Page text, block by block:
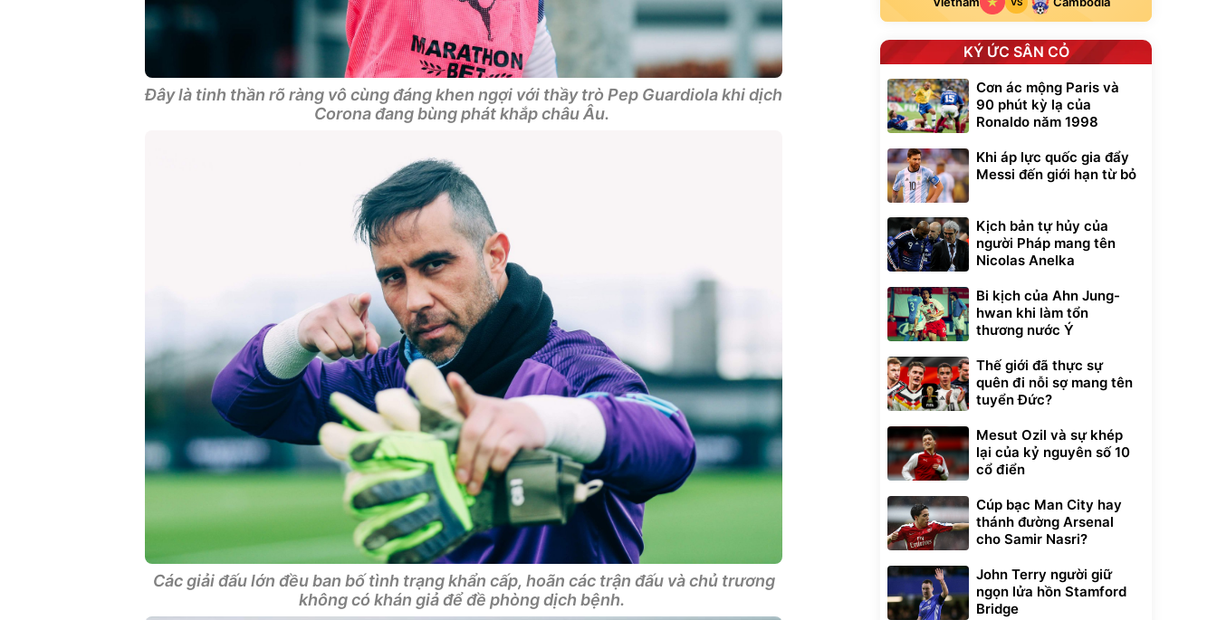
Đây là tinh thần rõ ràng vô cùng đáng khen ngợi với thầy trò Pep Guardiola khi dịch
Corona đang bùng phát khắp châu Âu.
Các giải đấu lớn đều ban bố tình trạng khẩn cấp, hoãn các trận đấu và chủ trương
không có khán giả để đề phòng dịch bệnh.
KÝ ỨC SÂN CỎ
Cơn ác mộng Paris và
90 phút kỳ lạ của
Ronaldo năm 1998
Khi áp lực quốc gia đẩy
Messi đến giới hạn từ bỏ
Kịch bản tự hủy của
người Pháp mang tên
Nicolas Anelka
Bi kịch của Ahn Jung-
hwan khi làm tổn
thương nước Ý
Thế giới đã thực sự
quên đi nỗi sợ mang tên
tuyển Đức?
Mesut Ozil và sự khép
lại của kỷ nguyên số 10
cổ điển
Cúp bạc Man City hay
thánh đường Arsenal
cho Samir Nasri?
John Terry người giữ
ngọn lửa hồn Stamford
Bridge